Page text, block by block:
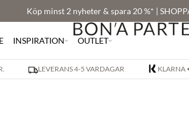
Köp minst 2 nyheter & spara 20 %* |
INSPIRATION OUTLET
LEVERANS 4-5 VARDAGAR KLARNA